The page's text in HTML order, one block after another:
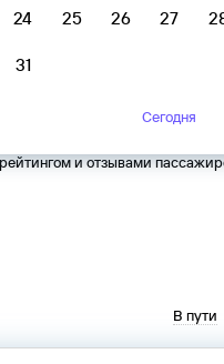
область
из
и отзывами
В пути
24 25 26 27
31
Сегодня